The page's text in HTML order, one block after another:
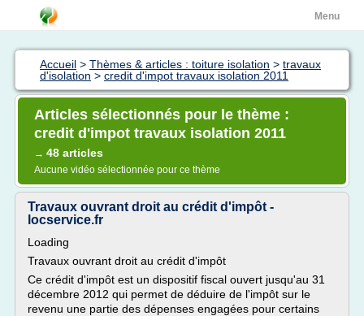
Menu
Accueil > Thèmes & articles : toiture isolation > travaux
d'isolation > credit d'impot travaux isolation 2011
Articles sélectionnés pour le thème :
credit d'impot travaux isolation 2011
→ 48 articles
Aucune vidéo sélectionnée pour ce thème
Travaux ouvrant droit au crédit d'impôt -
locservice.fr
Loading
Travaux ouvrant droit au crédit d'impôt
Ce crédit d'impôt est un dispositif fiscal ouvert jusqu'au 31
décembre 2012 qui permet de déduire de l'impôt sur le
revenu une partie des dépenses engagées pour certains